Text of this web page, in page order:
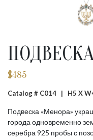
$485
Catalog # C014 | H5 X
Подвеска «Менора»
города одновременно
серебра 925 пробы с